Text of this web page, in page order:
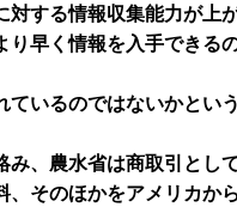
対する情報収集能力が上
り早く情報を入手できる
ているのではないかとい
み、農水省は商取引とし
、そのほかをアメリカか